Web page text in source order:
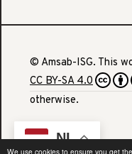
We use cookies to ensure you get
© Amsab-ISG. This
CC BY-SA 4.0
otherwise.
NL